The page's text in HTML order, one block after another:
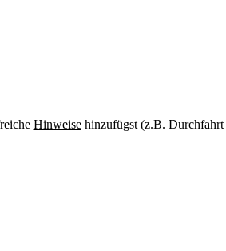
Hinweisehinzufügst (z.B. Durchfahrt